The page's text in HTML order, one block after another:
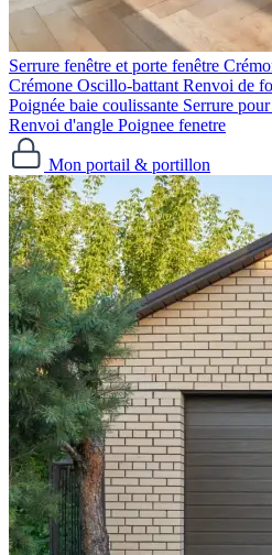
Serrure fenêtre et porte fenêtre
Crémone Oscillo-battant Renvoi de
Poignée baie coulissante Serrure
Renvoi d'angle Poignee fenetre
Mon portail & portillon